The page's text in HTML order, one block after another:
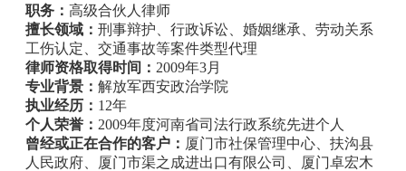
职务：高级合伙人律师
擅长领域：刑事辩护、行政诉讼、婚姻继承、劳动关系
工伤认定、交通事故等案件类型代理
律师资格取得时间： 2009年3月
专业背景：解放军西安政治学院
执业经历： 12年
个人荣誉： 2009年度河南省司法行政系统先进个人
曾经或正在合作的客户： 厦门市社保管理中心、扶沟县
人民政府、厦门市渠之成进出口有限公司、厦门卓宏木